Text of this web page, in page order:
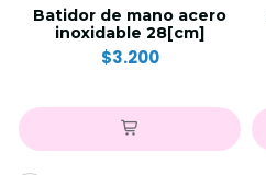
Batidor de mano acero
inoxidable 28[cm]
$3.200